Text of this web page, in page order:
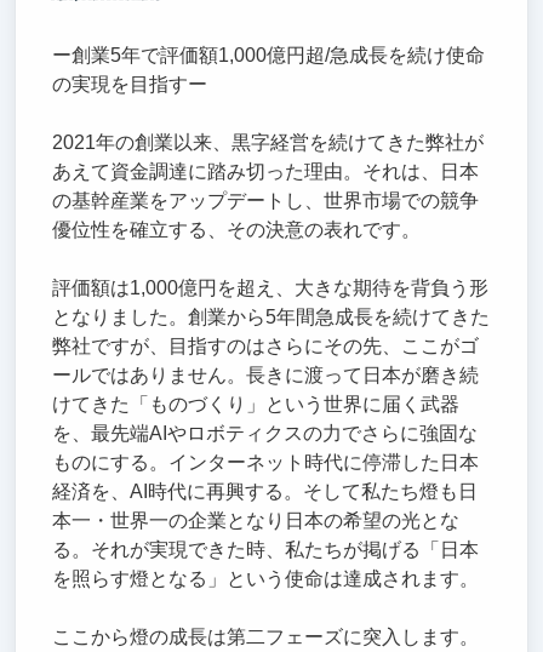
ー創業5年で評価額1,000億円超/急成長を続け使命
の実現を目指すー
2021年の創業以来、黒字経営を続けてきた弊社が
あえて資金調達に踏み切った理由。それは、日本
の基幹産業をアップデートし、世界市場での競争
優位性を確立する、その決意の表れです。
評価額は1,000億円を超え、大きな期待を背負う形
となりました。創業から5年間急成長を続けてきた
弊社ですが、目指すのはさらにその先、ここがゴ
ールではありません。長きに渡って日本が磨き続
けてきた「ものづくり」という世界に届く武器
を、最先端AIやロボティクスの力でさらに強固な
ものにする。インターネット時代に停滞した日本
経済を、AI時代に再興する。そして私たち燈も日
本一・世界一の企業となり日本の希望の光とな
る。それが実現できた時、私たちが掲げる「日本
を照らす燈となる」という使命は達成されます。
ここから燈の成長は第二フェーズに突入します。